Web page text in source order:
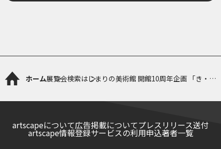
ホーム展覧会検索はじまりの美術館 開館10周年企画 「き・て
artscapeについて広告掲載についてプレスリリース送付
artscape情報登録サービスの利用申込著者一覧